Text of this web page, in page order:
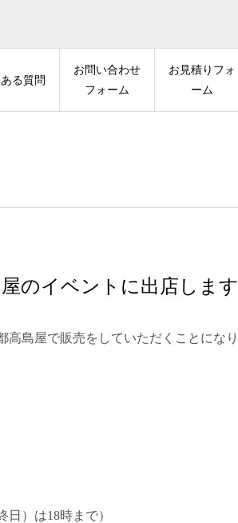
る質問
お問い合わせ
フォーム
お見積りフォ
ーム
屋のイベントに出店します
島屋で販売をしていただくことになり
）は18時まで）